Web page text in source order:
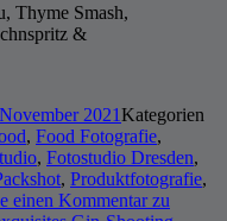
Thyme Smash,
&
2021Kategorien
, Food Fotografie,
, Fotostudio Dresden,
, Produktfotografie,
einen Kommentar zu